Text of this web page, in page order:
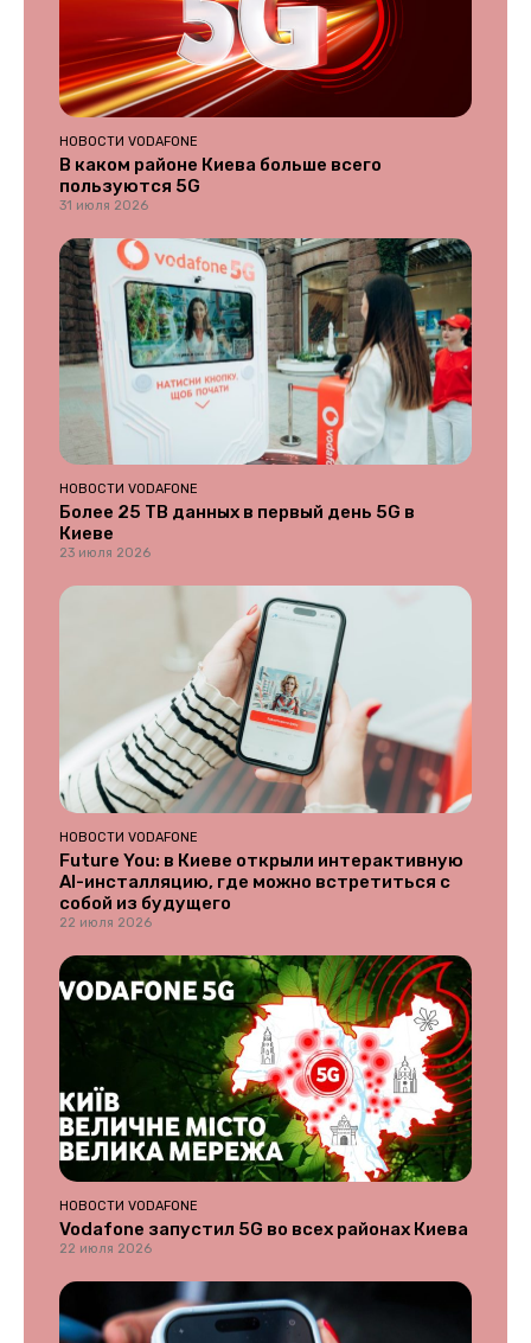
НОВОСТИ VODAFONE
В каком районе Киева больше всего
пользуются 5G
31 июля 2026
НОВОСТИ VODAFONE
Более 25 ТВ данных в первый день 5G в
Киеве
23 июля 2026
НОВОСТИ VODAFONE
Future You: в Киеве открыли интерактивную
AI-инсталляцию, где можно встретиться с
собой из будущего
22 июля 2026
НОВОСТИ VODAFONE
Vodafone запустил 5G во всех районах Киева
22 июля 2026